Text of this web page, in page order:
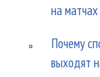
на матчах
Почему
выходят